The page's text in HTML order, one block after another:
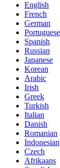
English
French
German
Portuguese
Spanish
Russian
Japanese
Korean
Arabic
Irish
Greek
Turkish
Italian
Danish
Romanian
Indonesian
Czech
Afrikaans